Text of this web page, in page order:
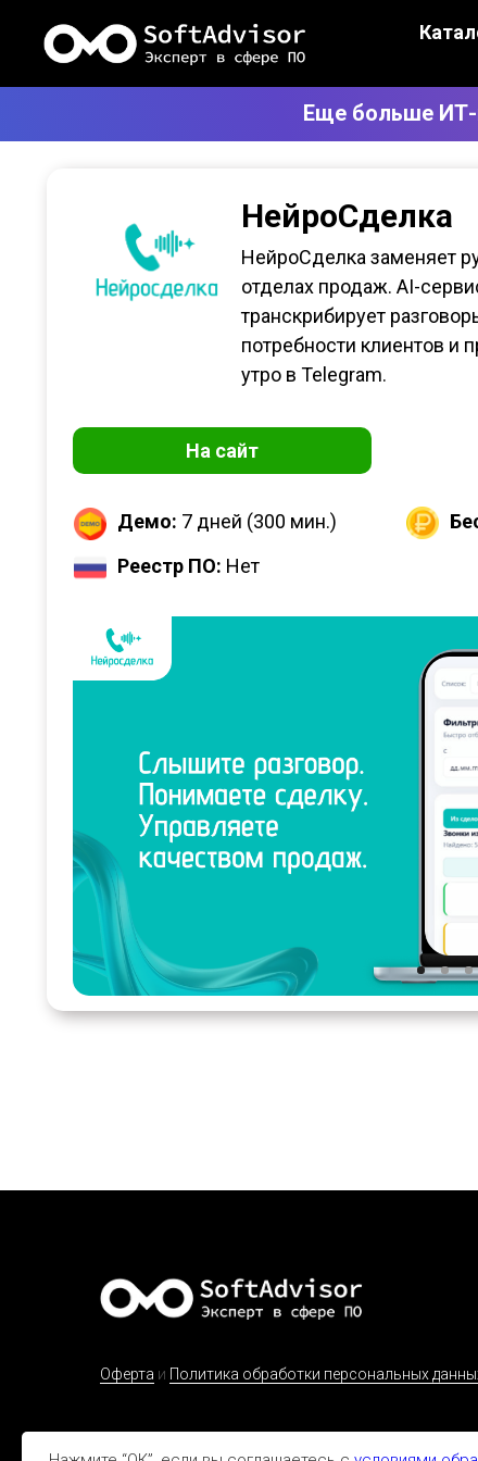
Еще больше ИТ-
На сайт
Реестр ПО: Нет
Демо: 7 дней (300 мин.)
НейроСделка заменяет
отделах продаж. AI-
транскрибирует
потребности клиентов и
утро в Telegram.
НейроСделка
Оферта и Политика обработки персональных